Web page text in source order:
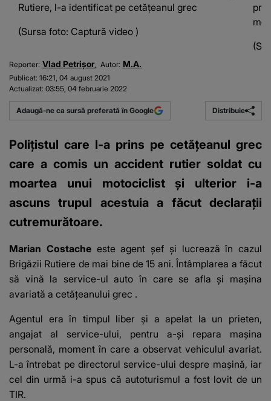
Rutiere, l-a identificat pe cetățeanul grec
(Sursa foto: Captură video )
Reporter: Vlad Petrişor Autor: M.A.
Publicat: 16:21, 04 august 2021
Actualizat: 03:55, 04 februarie 2022
Adaugă-ne ca sursă preferată în Google Distribuie
Polițistul care l-a prins pe cetățeanul grec
care a comis un accident rutier soldat cu
moartea unui motociclist și ulterior i-a
ascuns trupul acestuia a făcut declarații
cutremurătoare.
Marian Costache este agent șef și lucrează în cazul
Brigăzii Rutiere de mai bine de 15 ani. Întâmplarea a făcut
să vină la service-ul auto în care se afla și mașina
avariată a cetățeanului grec .
Agentul era în timpul liber și a apelat la un prieten,
angajat al service-ului, pentru a-și repara mașina
personală, moment în care a observat vehiculul avariat.
L-a întrebat pe directorul service-ului despre mașină, iar
cel din urmă i-a spus că autoturismul a fost lovit de un
TIR.